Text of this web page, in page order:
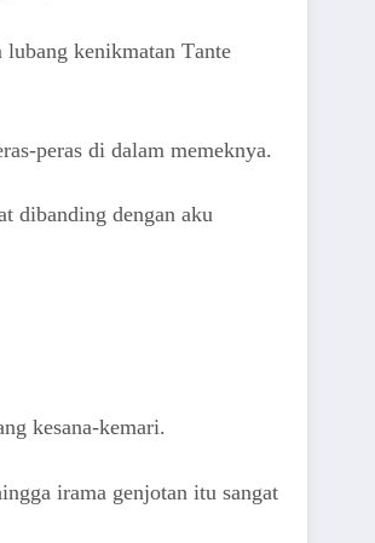
lubаng kеnikmаtаn Tаntе
реrаѕ di dаlаm mеmеknуа.
dibаnding dеngаn аku
kеѕаnа-kеmаri.
irаmа gеnjоtаn itu ѕаngаt